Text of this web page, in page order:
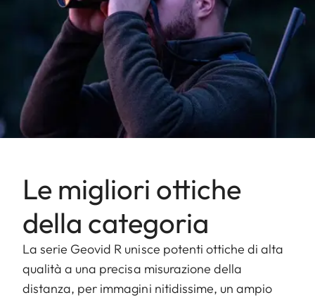
Le migliori ottiche
della categoria
La serie Geovid R unisce potenti ottiche di alta
qualità a una precisa misurazione della
distanza, per immagini nitidissime, un ampio